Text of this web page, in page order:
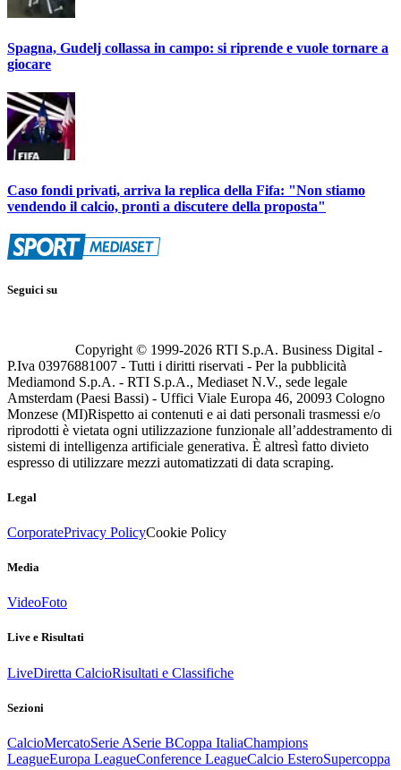
Spagna, Gudelj collassa in campo: si riprende e vuole tornare a
giocare
Caso fondi privati, arriva la replica della Fifa: "Non stiamo
vendendo il calcio, pronti a discutere della proposta"
Seguici su
Copyright © 1999-2026 RTI S.p.A. Business Digital -
P.Iva 03976881007 - Tutti i diritti riservati - Per la pubblicità
Mediamond S.p.A. - RTI S.p.A., Mediaset N.V., sede legale
Amsterdam (Paesi Bassi) - Uffici Viale Europa 46, 20093 Cologno
Monzese (MI)Rispetto ai contenuti e ai dati personali trasmessi e/o
riprodotti è vietata ogni utilizzazione funzionale all’addestramento di
sistemi di intelligenza artificiale generativa. È altresì fatto divieto
espresso di utilizzare mezzi automatizzati di data scraping.
Legal
CorporatePrivacy PolicyCookie Policy
Media
VideoFoto
Live e Risultati
LiveDiretta CalcioRisultati e Classifiche
Sezioni
CalcioMercatoSerie ASerie BCoppa ItaliaChampions
LeagueEuropa LeagueConference LeagueCalcio EsteroSupercoppa